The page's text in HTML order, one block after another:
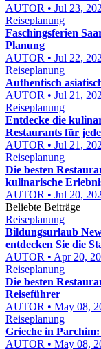
AUTOR • Jul 23,
Reiseplanung
Faschingsferien
Planung
AUTOR • Jul 22,
Reiseplanung
Authentisch
AUTOR • Jul 21,
Reiseplanung
Entdecke die
Restaurants für
AUTOR • Jul 21,
Reiseplanung
Die besten
kulinarische
AUTOR • Jul 20,
Beliebte Beiträge
Reiseplanung
Bildungsurlaub
entdecken Sie die
AUTOR • Apr 20,
Reiseplanung
Die besten
Reiseführer
AUTOR • May 08,
Reiseplanung
Grieche in
AUTOR • May 08,